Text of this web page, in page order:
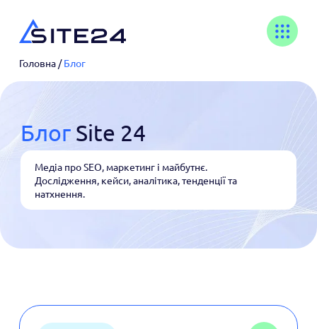
Головна /Блог
Блог Site 24
Медіа про SEO, маркетинг і майбутнє.
Дослідження, кейси, аналітика, тенденції та
натхнення.